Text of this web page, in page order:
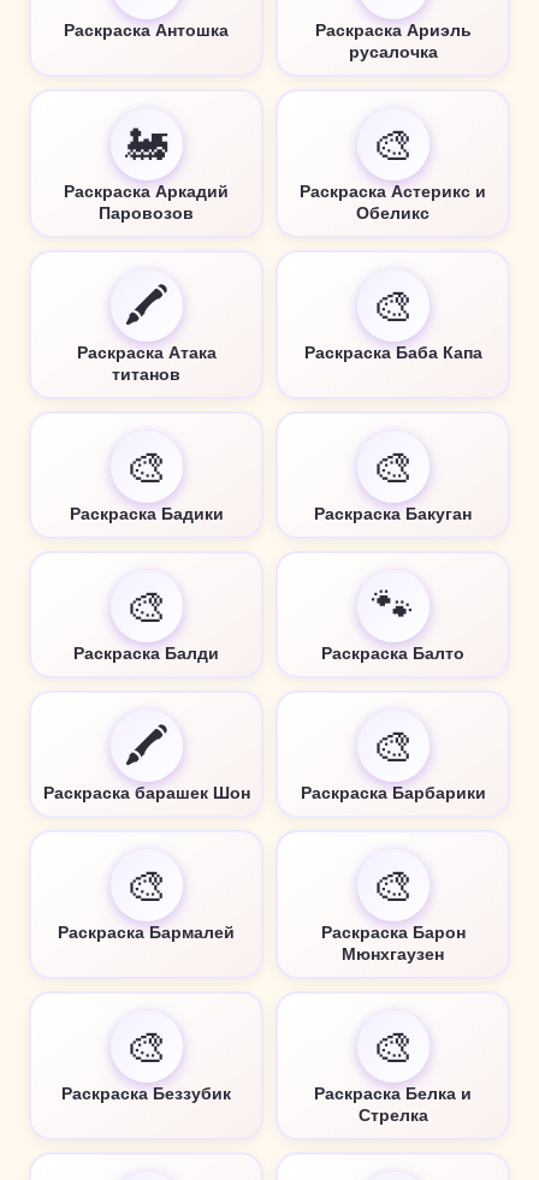
Раскраска Антошка
Раскраска Ариэль
русалочка
🚂
Раскраска Аркадий
Паровозов
🎨
Раскраска Астерикс и
Обеликс
🖍️
Раскраска Атака
титанов
🎨
Раскраска Баба Капа
🎨
Раскраска Бадики
🎨
Раскраска Бакуган
🎨
Раскраска Балди
🐾
Раскраска Балто
🖍️
Раскраска барашек Шон
🎨
Раскраска Барбарики
🎨
Раскраска Бармалей
🎨
Раскраска Барон
Мюнхгаузен
🎨
Раскраска Беззубик
🎨
Раскраска Белка и
Стрелка